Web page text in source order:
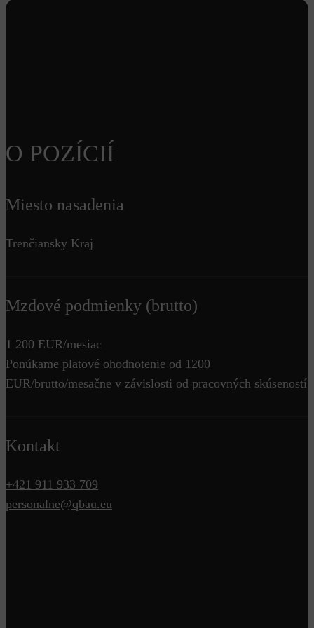
O POZÍCIÍ
Miesto nasadenia
Trenčiansky Kraj
Mzdové podmienky (brutto)
1 200 EUR/mesiac
Ponúkame platové ohodnotenie od 1200
EUR/brutto/mesačne v závislosti od pracovných skúseností
Kontakt
+421 911 933 709
personalne@qbau.eu